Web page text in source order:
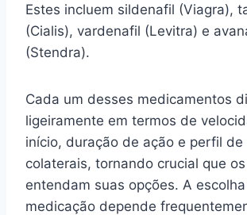
Estes incluem sildenafil (Viagra),
(Cialis), vardenafil (Levitra) e
(Stendra).
Cada um desses medicamentos
ligeiramente em termos de
início, duração de ação e perfil de
colaterais, tornando crucial que
entendam suas opções. A
medicação depende